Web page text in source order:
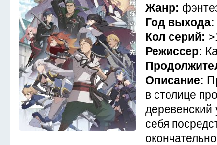
Жанр:
Год выхода:
Кол серий:
Режиссер:
Описание:
в столице
себя